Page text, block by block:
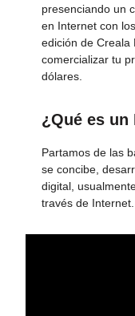
presenciando un
en Internet con
edición de Creala
comercializar tu
dólares.
¿Qué es
Partamos de las
se concibe,
digital,
través de Internet.